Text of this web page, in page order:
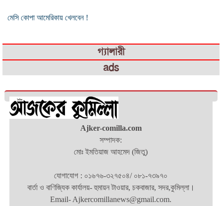
মেসি কোপা আমেরিকায় খেলবেন !
গ্যালারী
ads
Ajker-comilla.com
সম্পাদক:
মোঃ ইমতিয়াজ আহমেদ (জিতু)
যোগাযোগ : ০১৬৭৬-৩২৭৫০৪/ ০৮১-৭৩৯৭০
বার্তা ও বাণিজ্যিক কার্যালয়- হুমায়ন টাওয়ার, চকবাজার, সদর,কুমিল্লা।
Email- Ajkercomillanews@gmail.com.